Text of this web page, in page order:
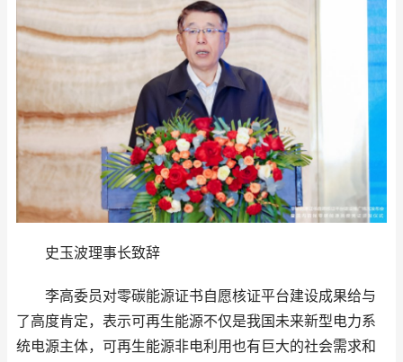
史玉波理事长致辞
李高委员对零碳能源证书自愿核证平台建设成果给与
了高度肯定，表示可再生能源不仅是我国未来新型电力系
统电源主体，可再生能源非电利用也有巨大的社会需求和